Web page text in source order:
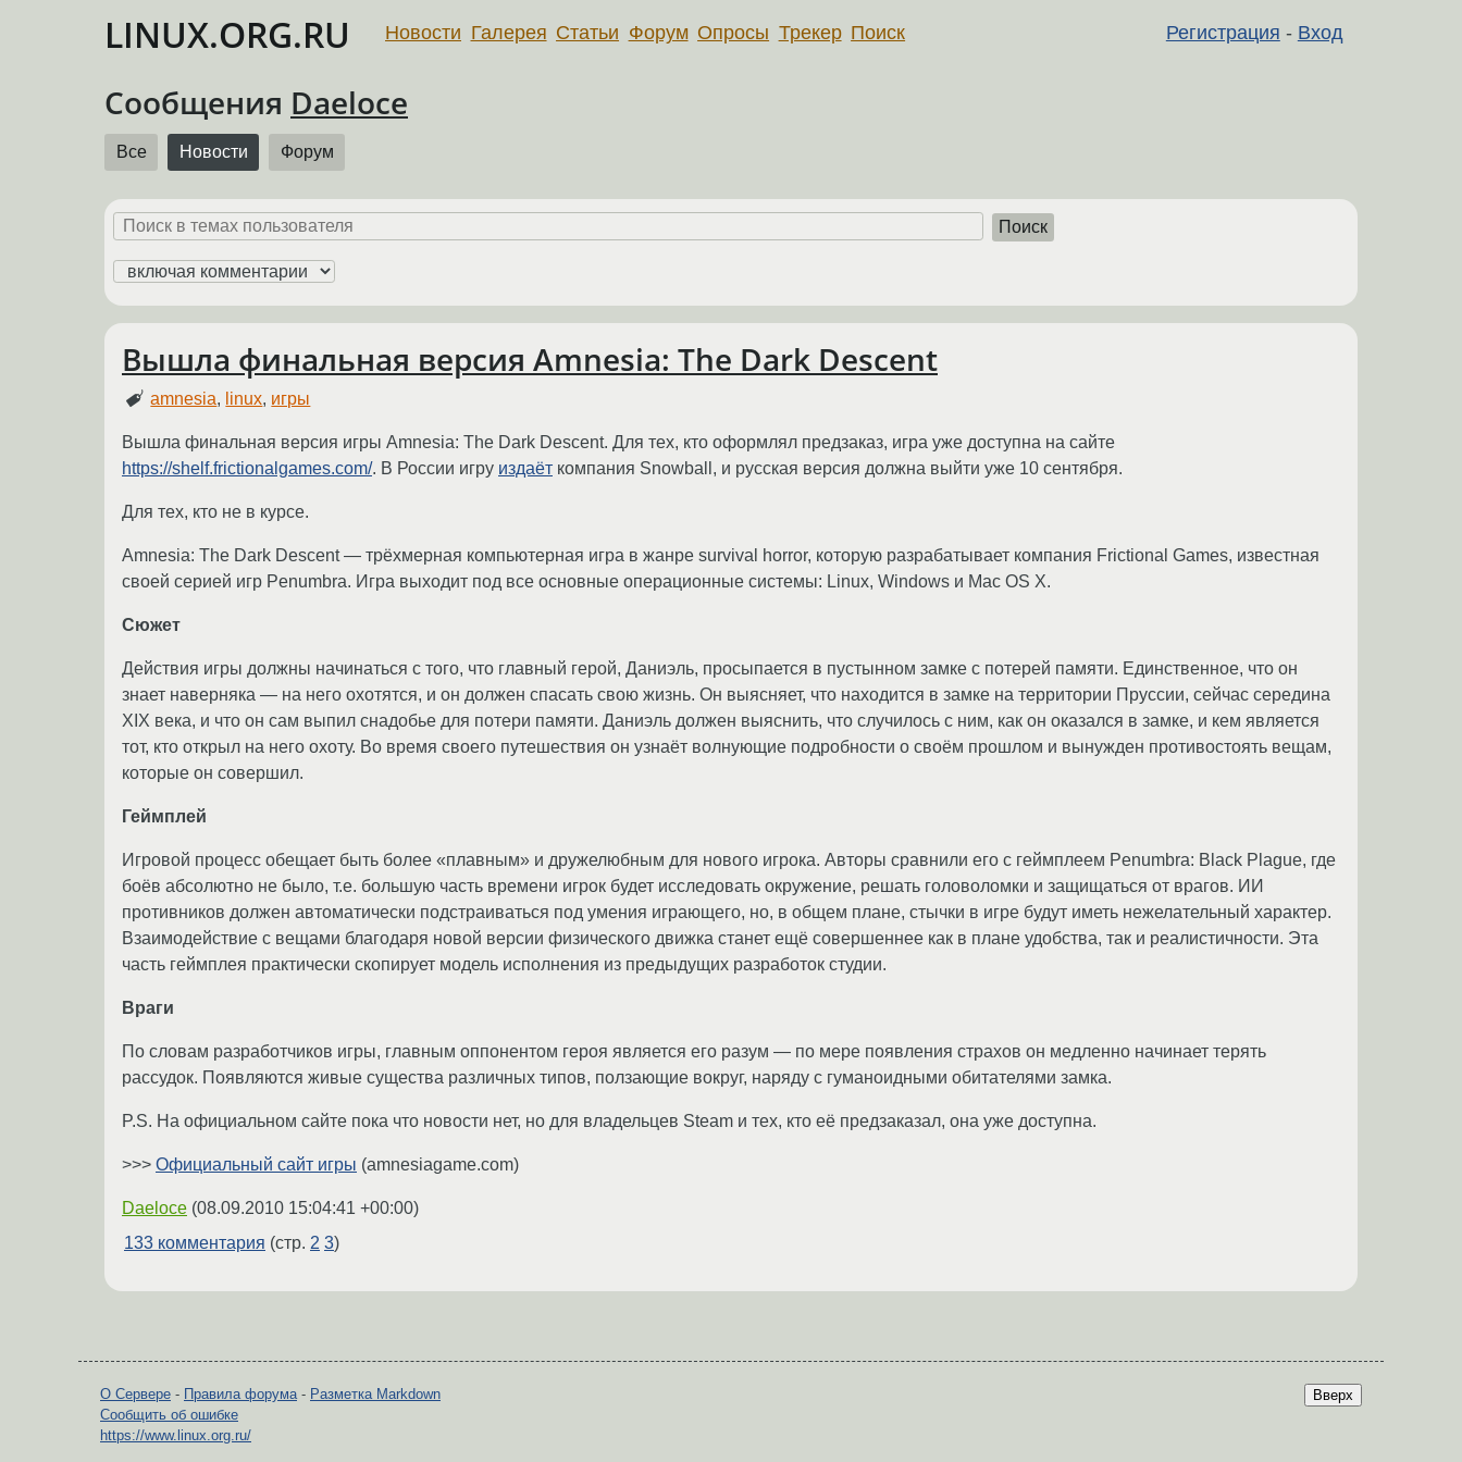
LINUX.ORG.RU Регистрация - Вход
Новости Галерея Статьи Форум Опросы Трекер Поиск
Сообщения Daeloce
Все Новости Форум
Поиск
Вышла финальная версия Amnesia: The Dark Descent
amnesia, linux, игры
Вышла финальная версия игры Amnesia: The Dark Descent. Для тех, кто оформлял предзаказ, игра уже доступна на сайте
https://shelf.frictionalgames.com/. В России игру издаёт компания Snowball, и русская версия должна выйти уже 10 сентября.
Для тех, кто не в курсе.
Amnesia: The Dark Descent — трёхмерная компьютерная игра в жанре survival horror, которую разрабатывает компания Frictional Games, известная
своей серией игр Penumbra. Игра выходит под все основные операционные системы: Linux, Windows и Mac OS X.
Сюжет
Действия игры должны начинаться с того, что главный герой, Даниэль, просыпается в пустынном замке с потерей памяти. Единственное, что он
знает наверняка — на него охотятся, и он должен спасать свою жизнь. Он выясняет, что находится в замке на территории Пруссии, сейчас середина
XIX века, и что он сам выпил снадобье для потери памяти. Даниэль должен выяснить, что случилось с ним, как он оказался в замке, и кем является
тот, кто открыл на него охоту. Во время своего путешествия он узнаёт волнующие подробности о своём прошлом и вынужден противостоять вещам,
которые он совершил.
Геймплей
Игровой процесс обещает быть более «плавным» и дружелюбным для нового игрока. Авторы сравнили его с геймплеем Penumbra: Black Plague, где
боёв абсолютно не было, т.е. большую часть времени игрок будет исследовать окружение, решать головоломки и защищаться от врагов. ИИ
противников должен автоматически подстраиваться под умения играющего, но, в общем плане, стычки в игре будут иметь нежелательный характер.
Взаимодействие с вещами благодаря новой версии физического движка станет ещё совершеннее как в плане удобства, так и реалистичности. Эта
часть геймплея практически скопирует модель исполнения из предыдущих разработок студии.
Враги
По словам разработчиков игры, главным оппонентом героя является его разум — по мере появления страхов он медленно начинает терять
рассудок. Появляются живые существа различных типов, ползающие вокруг, наряду с гуманоидными обитателями замка.
P.S. На официальном сайте пока что новости нет, но для владельцев Steam и тех, кто её предзаказал, она уже доступна.
>>> Официальный сайт игры (amnesiagame.com)
Daeloce (08.09.2010 15:04:41 +00:00)
133 комментария (стр. 2 3)
Вверх
О Сервере - Правила форума- Разметка Markdown
Сообщить об ошибке
https://www.linux.org.ru/